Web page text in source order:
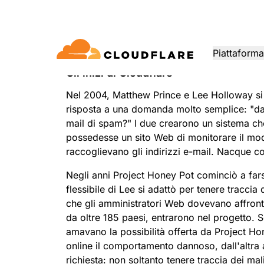
Piattaforma
Enterprise
Per organizzazioni di
grandi e medie
dimensioni
Piccola impresa
Per le piccole
organizzazioni
Modernizza la sicurezza
Sostituisci la VPN Rete di
Network Access
a-service/SD-
Sicurezza delle
applicazioni
Protezione da attacchi
Web Application Firewall
Sicurezza delle API
Gestione dei bot
CDN
DNS
Smart
Load
DOCUMENTAZIONE
Libreria per sviluppatori
Documentazione e guide
Demo applicazioni
Scopri cosa puoi costruire
PRODOTTI
Intelligenza artificiale
AI Gateway
Osserva e controlla le app IA
Workers AI
Elaborazione
Observability
Log, metriche e tracce
Workers
Partner network
Cresci, innova e soddisfa le
clienti con Cloudflare
Programma PowerUP
Fai crescere la tua attività
mantenendo i tuoi clienti
connessi e protetti
IMPEGNO
Demo + tour dei
Demo di prodotti on
Guide utili, roadmap e
ancora
COSTRUISCI
Architettura di
Guide tecniche
La nostra
Gli inizi di Cloudflare
Nel 2004, Matthew Prince e Lee Holloway
risposta a una domanda molto semplice:
mail di spam?" I due crearono un sistema
possedesse un sito Web di monitorare il
raccoglievano gli indirizzi e-mail. Nacque
Negli anni Project Honey Pot cominciò a
flessibile di Lee si adattò per tenere traccia
che gli amministratori Web dovevano
da oltre 185 paesi, entrarono nel progetto.
amavano la possibilità offerta da Project
online il comportamento dannoso, dall'altra
richiesta: non soltanto tenere traccia dei